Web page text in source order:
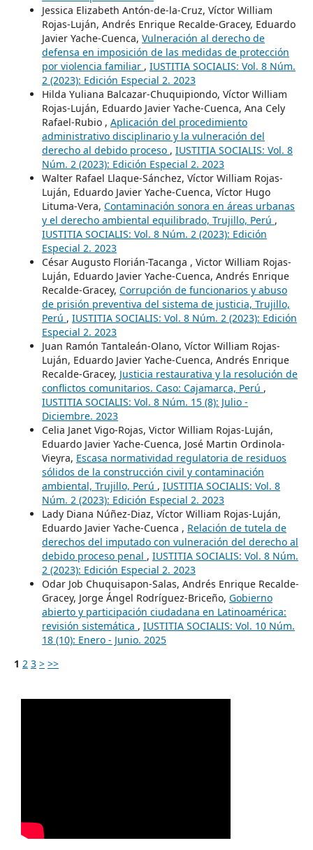
Jessica Elizabeth Antón-de-la-Cruz, Víctor William
Rojas-Luján, Andrés Enrique Recalde-Gracey, Eduardo
Javier Yache-Cuenca, Vulneración al derecho de
defensa en imposición de las medidas de protección
por violencia familiar , IUSTITIA SOCIALIS: Vol. 8 Núm.
2 (2023): Edición Especial 2. 2023
Hilda Yuliana Balcazar-Chuquipiondo, Víctor William
Rojas-Luján, Eduardo Javier Yache-Cuenca, Ana Cely
Rafael-Rubio , Aplicación del procedimiento
administrativo disciplinario y la vulneración del
derecho al debido proceso , IUSTITIA SOCIALIS: Vol. 8
Núm. 2 (2023): Edición Especial 2. 2023
Walter Rafael Llaque-Sánchez, Víctor William Rojas-
Luján, Eduardo Javier Yache-Cuenca, Víctor Hugo
Lituma-Vera, Contaminación sonora en áreas urbanas
y el derecho ambiental equilibrado, Trujillo, Perú ,
IUSTITIA SOCIALIS: Vol. 8 Núm. 2 (2023): Edición
Especial 2. 2023
César Augusto Florián-Tacanga , Victor William Rojas-
Luján, Eduardo Javier Yache-Cuenca, Andrés Enrique
Recalde-Gracey, Corrupción de funcionarios y abuso
de prisión preventiva del sistema de justicia, Trujillo,
Perú , IUSTITIA SOCIALIS: Vol. 8 Núm. 2 (2023): Edición
Especial 2. 2023
Juan Ramón Tantaleán-Olano, Víctor William Rojas-
Luján, Eduardo Javier Yache-Cuenca, Andrés Enrique
Recalde-Gracey, Justicia restaurativa y la resolución de
conflictos comunitarios. Caso: Cajamarca, Perú ,
IUSTITIA SOCIALIS: Vol. 8 Núm. 15 (8): Julio -
Diciembre. 2023
Celia Janet Vigo-Rojas, Victor William Rojas-Luján,
Eduardo Javier Yache-Cuenca, José Martin Ordinola-
Vieyra, Escasa normatividad regulatoria de residuos
sólidos de la construcción civil y contaminación
ambiental, Trujillo, Perú , IUSTITIA SOCIALIS: Vol. 8
Núm. 2 (2023): Edición Especial 2. 2023
Lady Diana Núñez-Diaz, Víctor William Rojas-Luján,
Eduardo Javier Yache-Cuenca , Relación de tutela de
derechos del imputado con vulneración del derecho al
debido proceso penal , IUSTITIA SOCIALIS: Vol. 8 Núm.
2 (2023): Edición Especial 2. 2023
Odar Job Chuquisapon-Salas, Andrés Enrique Recalde-
Gracey, Jorge Ángel Rodríguez-Briceño, Gobierno
abierto y participación ciudadana en Latinoamérica:
revisión sistemática , IUSTITIA SOCIALIS: Vol. 10 Núm.
18 (10): Enero - Junio. 2025
1 2 3 > >>